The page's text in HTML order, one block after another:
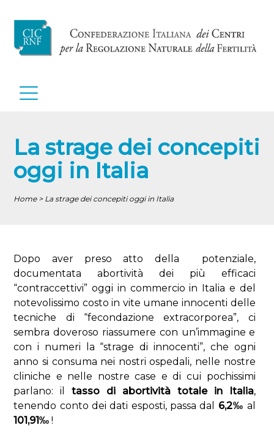
La strage dei concepiti
oggi in Italia
Home > La strage dei concepiti oggi in Italia
Dopo aver preso atto della potenziale,
documentata abortività dei più efficaci
“contraccettivi” oggi in commercio in Italia e del
notevolissimo costo in vite umane innocenti delle
tecniche di “fecondazione extracorporea”, ci
sembra doveroso riassumere con un’immagine e
con i numeri la “strage di innocenti”, che ogni
anno si consuma nei nostri ospedali, nelle nostre
cliniche e nelle nostre case e di cui pochissimi
parlano: iltasso di abortività totale in Italia,
tenendo conto dei dati esposti, passa dal 6,2‰ al
101,91‰!